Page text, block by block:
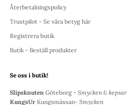
Återbetalningspolicy
Trustpilot - Se våra betyg här
Registrera butik
Butik - Beställ produkter
Se oss i butik!
Slipsknuten Göteborg - Smycken & kepsar
KungsUr Kungsmässan- Smycken